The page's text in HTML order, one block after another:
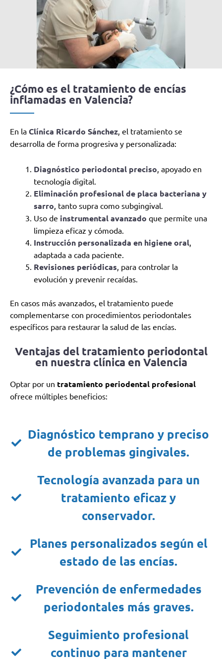
¿Cómo es el tratamiento de encías
inflamadas en Valencia?
En la Clínica Ricardo Sánchez , el tratamiento se
desarrolla de forma progresiva y personalizada:
Diagnóstico periodontal preciso, apoyado en
tecnología digital.
Eliminación profesional de placa bacteriana y
sarro, tanto supra como subgingival.
Uso de instrumental avanzado que permite una
limpieza eficaz y cómoda.
Instrucción personalizada en higiene oral,
adaptada a cada paciente.
Revisiones periódicas, para controlar la
evolución y prevenir recaídas.
En casos más avanzados, el tratamiento puede
complementarse con procedimientos periodontales
específicos para restaurar la salud de las encías.
Ventajas del tratamiento periodontal
en nuestra clínica en Valencia
Optar por un tratamiento periodental profesional
ofrece múltiples beneficios:
Diagnóstico temprano y preciso
de problemas gingivales.
Tecnología avanzada para un
tratamiento eficaz y
conservador.
Planes personalizados según el
estado de las encías.
Prevención de enfermedades
periodontales más graves.
Seguimiento profesional
continuo para mantener